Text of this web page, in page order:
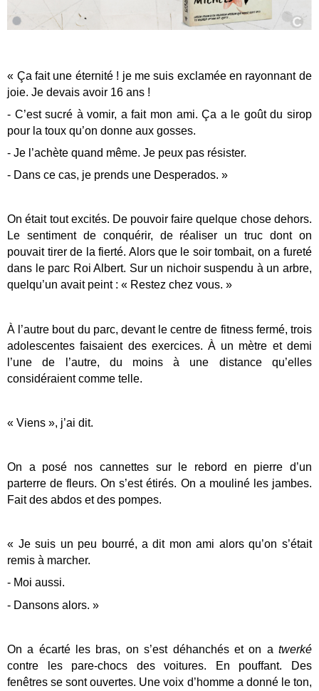
« Ça fait une éternité ! je me suis exclamée en rayonnant de
joie. Je devais avoir 16 ans !
- C’est sucré à vomir, a fait mon ami. Ça a le goût du sirop
pour la toux qu’on donne aux gosses.
- Je l’achète quand même. Je peux pas résister.
- Dans ce cas, je prends une Desperados. »
On était tout excités. De pouvoir faire quelque chose dehors.
Le sentiment de conquérir, de réaliser un truc dont on
pouvait tirer de la fierté. Alors que le soir tombait, on a fureté
dans le parc Roi Albert. Sur un nichoir suspendu à un arbre,
quelqu’un avait peint : « Restez chez vous. »
À l’autre bout du parc, devant le centre de fitness fermé, trois
adolescentes faisaient des exercices. À un mètre et demi
l’une de l’autre, du moins à une distance qu’elles
considéraient comme telle.
« Viens », j’ai dit.
On a posé nos cannettes sur le rebord en pierre d’un
parterre de fleurs. On s’est étirés. On a mouliné les jambes.
Fait des abdos et des pompes.
« Je suis un peu bourré, a dit mon ami alors qu’on s’était
remis à marcher.
- Moi aussi.
- Dansons alors. »
On a écarté les bras, on s’est déhanchés et on a twerké
contre les pare-chocs des voitures. En pouffant. Des
fenêtres se sont ouvertes. Une voix d’homme a donné le ton,